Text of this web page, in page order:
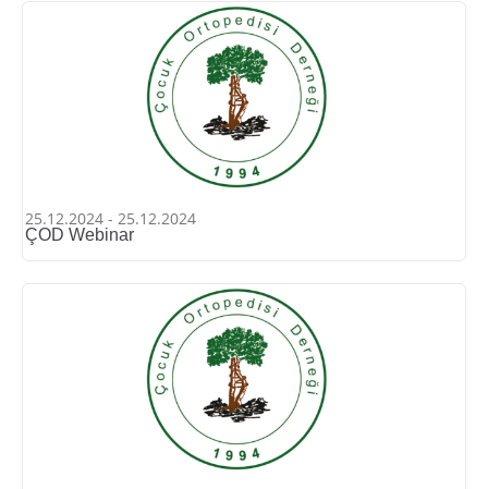
25.12.2024 - 25.12.2024
ÇOD Webinar